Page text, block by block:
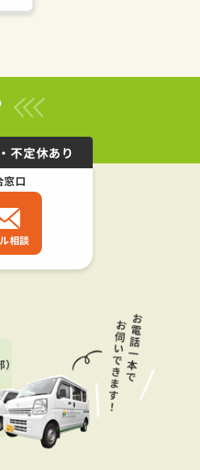
不定休あり
窓口
相談